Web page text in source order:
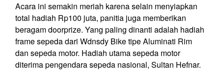
Acara ini semakin meriah karena selain menyiapkan
total hadiah Rp100 juta, panitia juga memberikan
beragam doorprize. Yang paling dinanti adalah hadiah
frame sepeda dari Wdnsdy Bike tipe Aluminati Rim
dan sepeda motor. Hadiah utama sepeda motor
diterima pengendara sepeda nasional, Sultan Hefnar.